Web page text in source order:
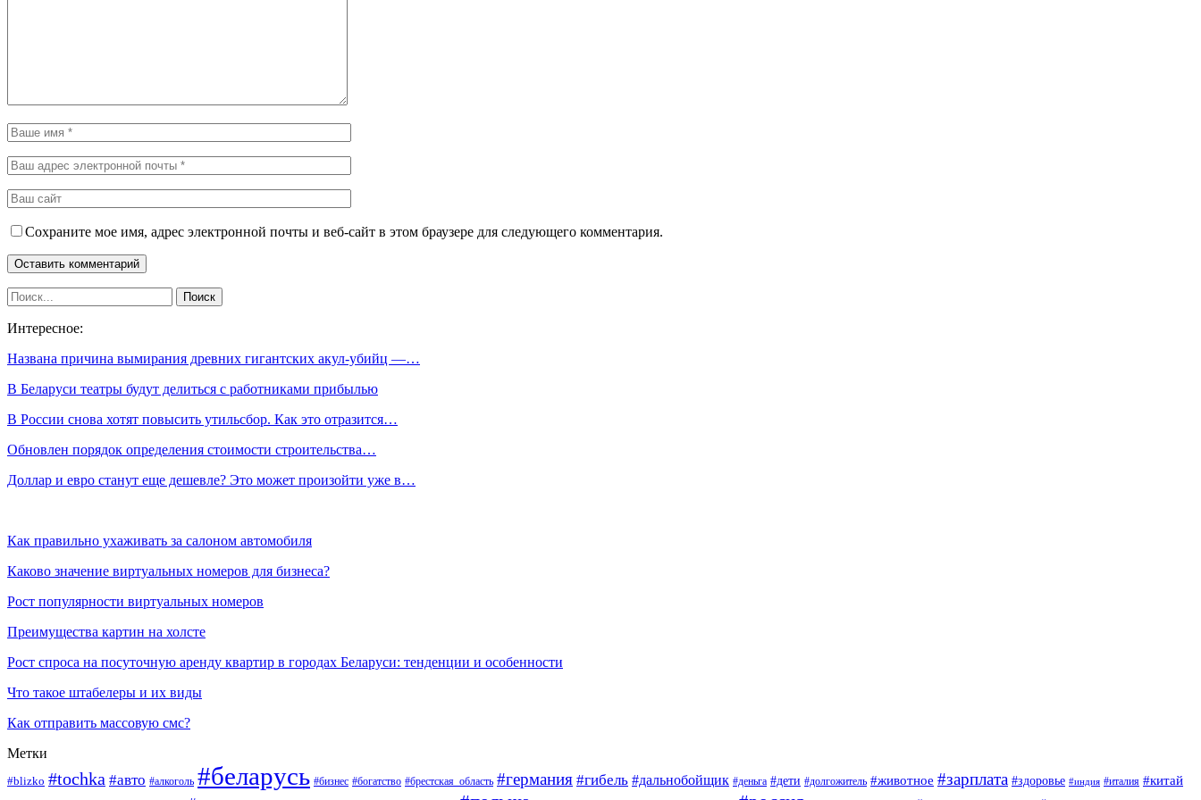
Сохраните мое имя, адрес электронной почты и веб-сайт в этом браузере для следующего комментария.
Интересное:
Названа причина вымирания древних гигантских акул-убийц —…
В Беларуси театры будут делиться с работниками прибылью
В России снова хотят повысить утильсбор. Как это отразится…
Обновлен порядок определения стоимости строительства…
Доллар и евро станут еще дешевле? Это может произойти уже в…
Как правильно ухаживать за салоном автомобиля
Каково значение виртуальных номеров для бизнеса?
Рост популярности виртуальных номеров
Преимущества картин на холсте
Рост спроса на посуточную аренду квартир в городах Беларуси: тенденции и особенности
Что такое штабелеры и их виды
Как отправить массовую смс?
Метки
#blizko #tochka #авто #алкоголь #беларусь #бизнес #богатство #брестская_область #германия #гибель #дальнобойщик #деньга #дети #долгожитель #животное #зарплата #здоровье #индия #италия #китай